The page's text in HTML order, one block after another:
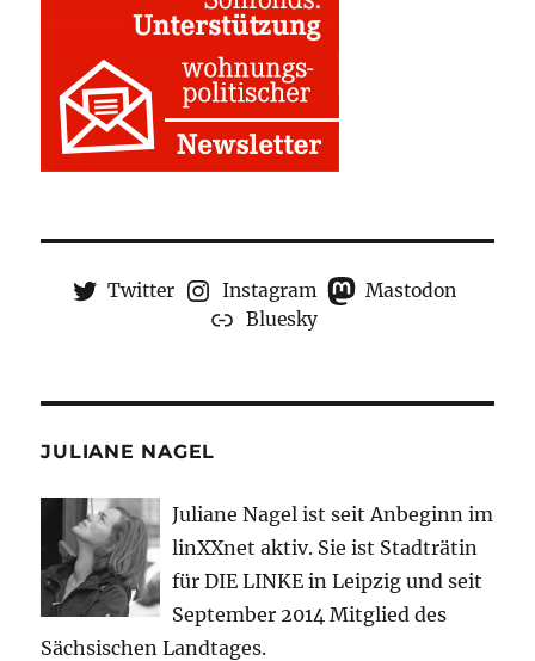
Twitter Instagram
Mastodon
Bluesky
JULIANE NAGEL
Juliane Nagel ist seit Anbeginn im
linXXnet aktiv. Sie ist Stadträtin
für DIE LINKE in Leipzig und seit
September 2014 Mitglied des
Sächsischen Landtages.